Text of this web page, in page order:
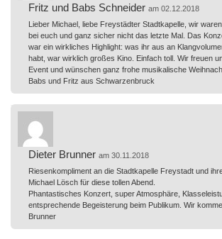
Fritz und Babs Schneider am 02.12.2018
Lieber Michael, liebe Freystädter Stadtkapelle, wir
bei euch und ganz sicher nicht das letzte Mal. Das
war ein wirkliches Highlight: was ihr aus an
habt, war wirklich großes Kino. Einfach toll. Wir freuen
Event und wünschen ganz frohe musikalische
Babs und Fritz aus Schwarzenbruck
Dieter Brunner am 30.11.2018
Riesenkompliment an die Stadtkapelle Freystadt und
Michael Lösch für diese tollen Abend.
Phantastisches Konzert, super Atmosphäre,
entsprechende Begeisterung beim Publikum. Wir
Brunner